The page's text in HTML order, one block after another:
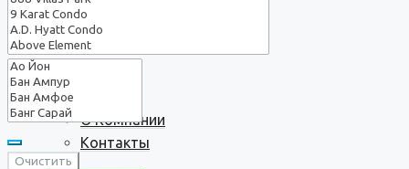
О нас
О Компании
Контакты
Очистить